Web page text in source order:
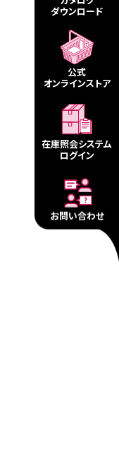
ダウンロード
公式
オンラインストア
在庫照会システム
ログイン
お問い合わせ